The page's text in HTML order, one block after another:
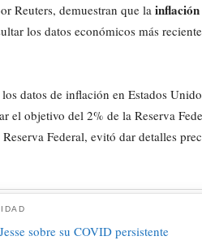
Reuters, demuestran que la inflación
los datos económicos más
datos de inflación en Estados
el objetivo del 2% de la Reserva
Federal, evitó dar detalles